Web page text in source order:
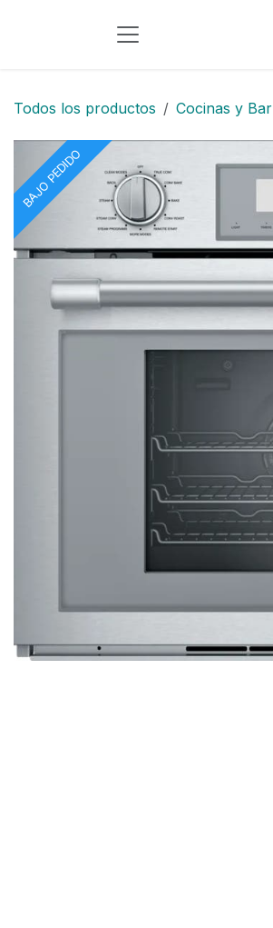
Todos los productos Cocinas y Bar
BAJO PEDIDO